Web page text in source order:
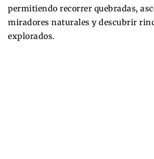
permitiendo recorrer quebradas,
miradores naturales y descubrir
explorados.